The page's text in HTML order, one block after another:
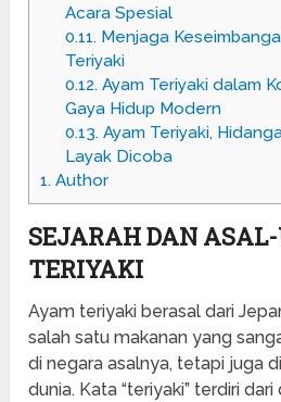
Acara Spesial
0.11.Menjaga
Teriyaki
0.12.Ayam Teriyaki dalam
Gaya Hidup Modern
0.13.Ayam Teriyaki,
Layak Dicoba
1. Author
SEJARAH DAN
TERIYAKI
Ayam teriyaki berasal dari
salah satu makanan yang
di negara asalnya, tetapi juga
dunia. Kata “teriyaki” terdiri dari